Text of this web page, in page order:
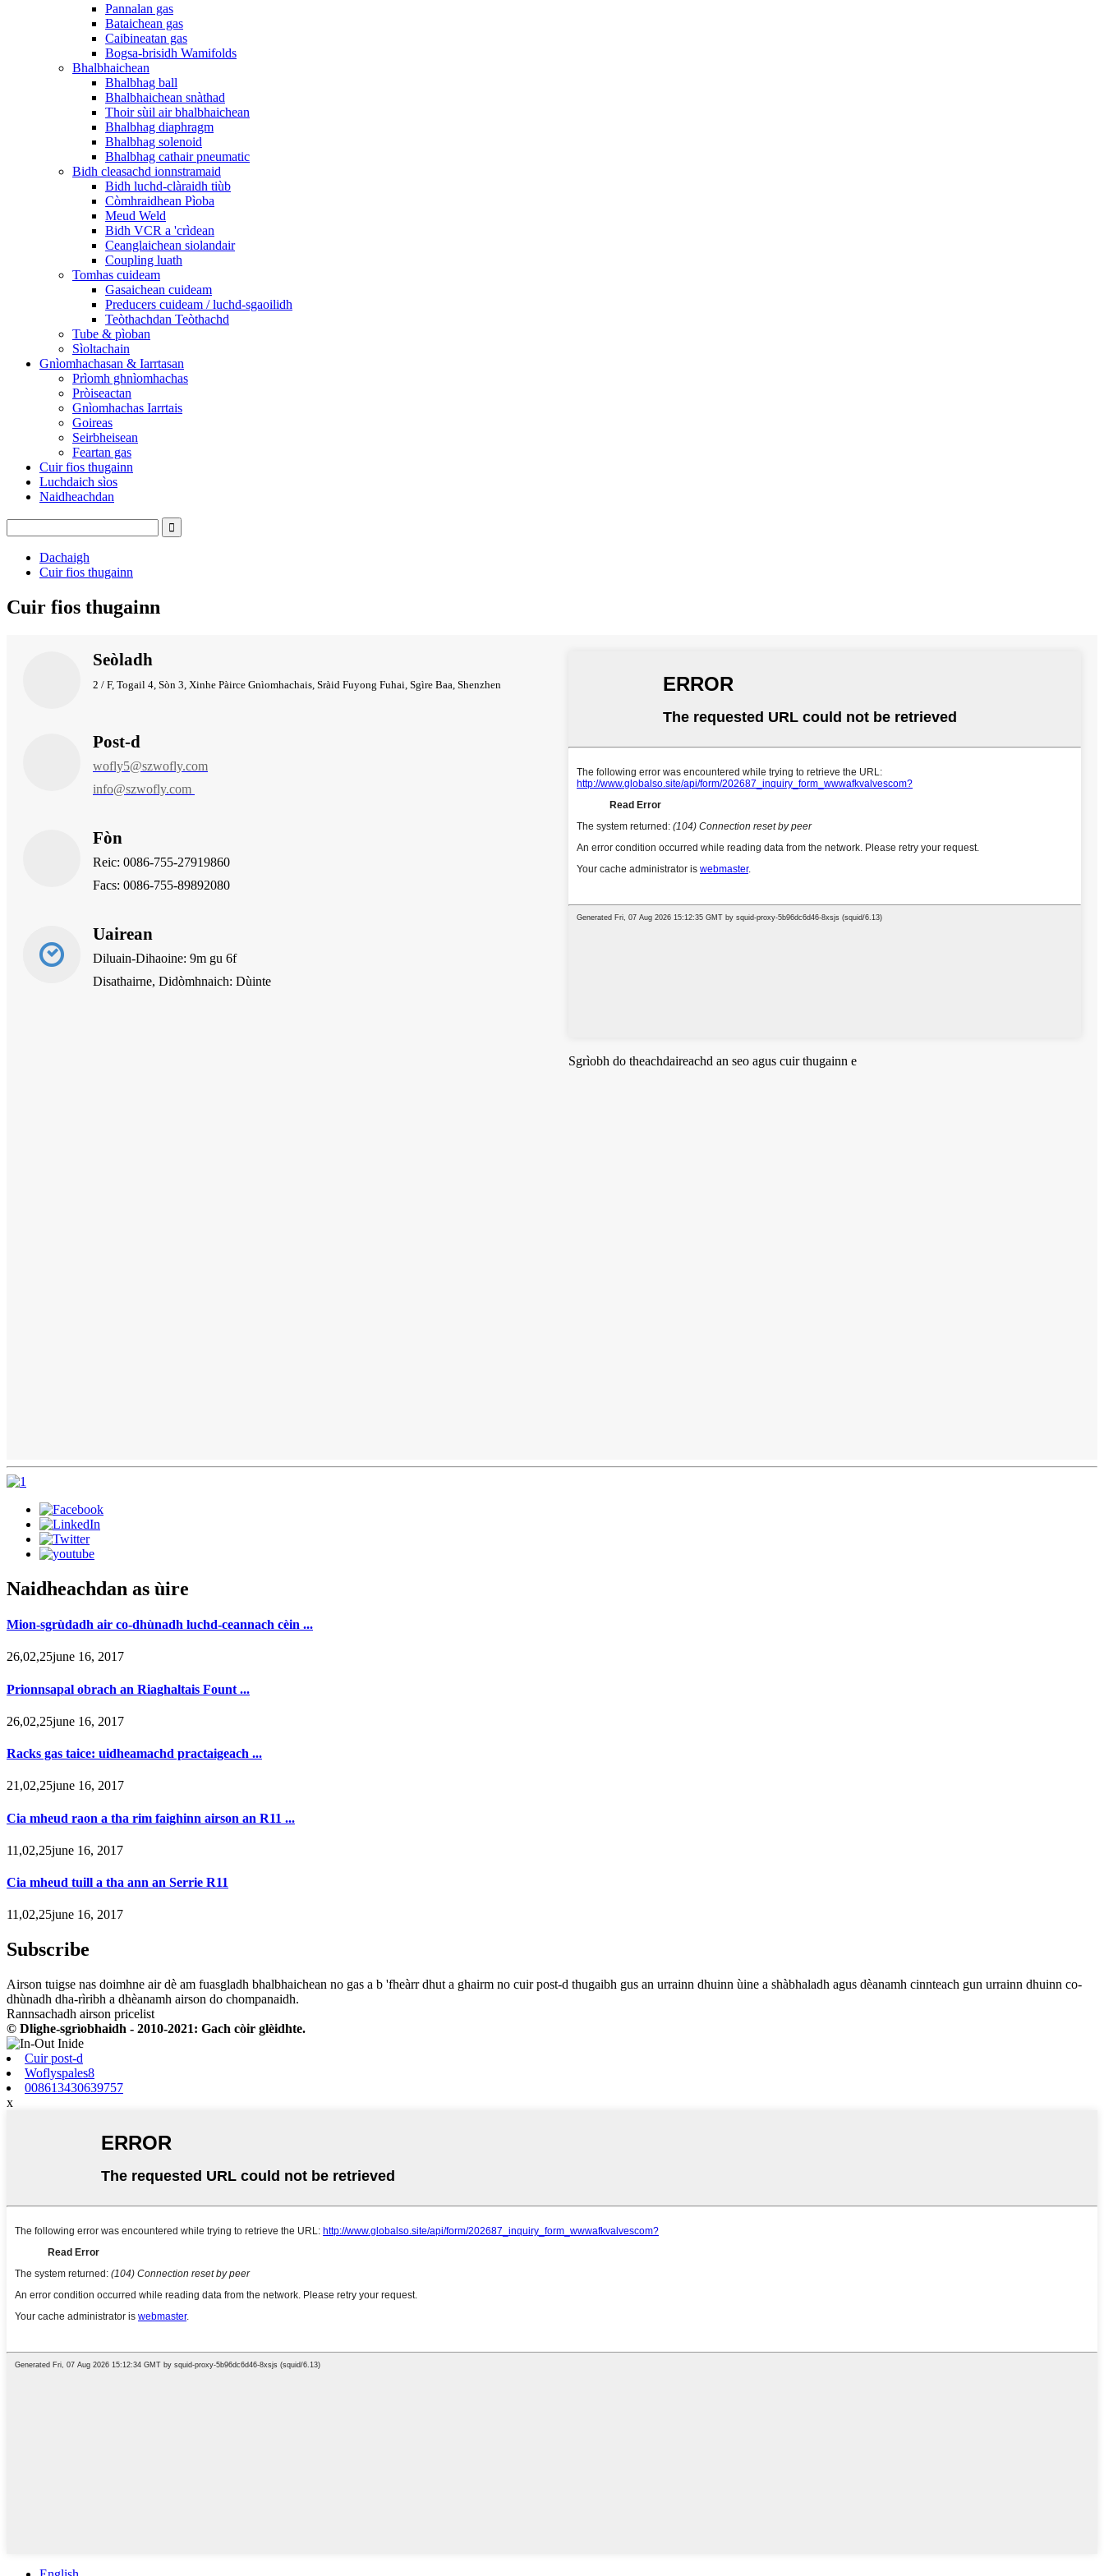
Pannalan gas
Bataichean gas
Caibineatan gas
Bogsa-brisidh Wamifolds
Bhalbhaichean
Bhalbhag ball
Bhalbhaichean snàthad
Thoir sùil air bhalbhaichean
Bhalbhag diaphragm
Bhalbhag solenoid
Bhalbhag cathair pneumatic
Bidh cleasachd ionnstramaid
Bidh luchd-clàraidh tiùb
Còmhraidhean Pìoba
Meud Weld
Bidh VCR a 'crìdean
Ceanglaichean siolandair
Coupling luath
Tomhas cuideam
Gasaichean cuideam
Preducers cuideam / luchd-sgaoilidh
Teòthachdan Teòthachd
Tube & pìoban
Sìoltachain
Gnìomhachasan & Iarrtasan
Prìomh ghnìomhachas
Pròiseactan
Gnìomhachas Iarrtais
Goireas
Seirbheisean
Feartan gas
Cuir fios thugainn
Luchdaich sìos
Naidheachdan
Dachaigh
Cuir fios thugainn
Cuir fios thugainn
Seòladh
2 / F, Togail 4, Sòn 3, Xinhe Pàirce Gnìomhachais, Sràid Fuyong Fuhai, Sgìre Baa, Shenzhen
Post-d
wofly5@szwofly.com
info@szwofly.com
Fòn
Reic: 0086-755-27919860
Facs: 0086-755-89892080
Uairean
Diluain-Dihaoine: 9m gu 6f
Disathairne, Didòmhnaich: Dùinte
Sgrìobh do theachdaireachd an seo agus cuir thugainn e
Naidheachdan as ùire
Mion-sgrùdadh air co-dhùnadh luchd-ceannach cèin ...
26,02,25june 16, 2017
Prionnsapal obrach an Riaghaltais Fount ...
26,02,25june 16, 2017
Racks gas taice: uidheamachd practaigeach ...
21,02,25june 16, 2017
Cia mheud raon a tha rim faighinn airson an R11 ...
11,02,25june 16, 2017
Cia mheud tuill a tha ann an Serrie R11
11,02,25june 16, 2017
Subscribe
Airson tuigse nas doimhne air dè am fuasgladh bhalbhaichean no gas a b 'fheàrr dhut a ghairm no cuir post-d thugaibh gus an urrainn dhuinn ùine a shàbhaladh agus dèanamh cinnteach gun urrainn dhuinn co-
dhùnadh dha-rìribh a dhèanamh airson do chompanaidh.
Rannsachadh airson pricelist
© Dlighe-sgrìobhaidh - 2010-2021: Gach còir glèidhte.
Cuir post-d
Woflyspales8
008613430639757
x